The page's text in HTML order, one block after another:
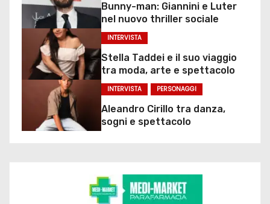
Bunny-man: Giannini e Luter
nel nuovo thriller sociale
INTERVISTA
Stella Taddei e il suo viaggio
tra moda, arte e spettacolo
INTERVISTA PERSONAGGI
Aleandro Cirillo tra danza,
sogni e spettacolo